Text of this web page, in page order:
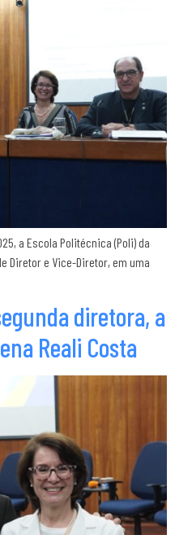
a Escola Politécnica (Poli) da
Diretor e Vice-Diretor, em uma
diretora, a
Reali Costa